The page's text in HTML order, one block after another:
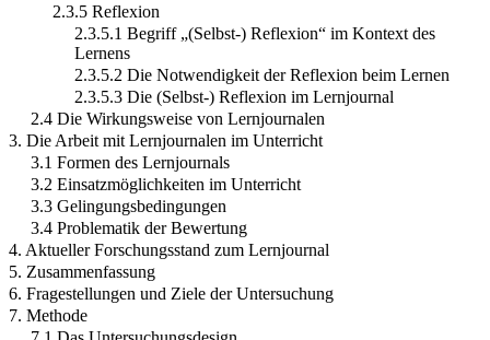
2.3.5 Reflexion
2.3.5.1 Begriff „(Selbst-) Reflexion“ im Kontext des
Lernens
2.3.5.2 Die Notwendigkeit der Reflexion beim Lernen
2.3.5.3 Die (Selbst-) Reflexion im Lernjournal
2.4 Die Wirkungsweise von Lernjournalen
3. Die Arbeit mit Lernjournalen im Unterricht
3.1 Formen des Lernjournals
3.2 Einsatzmöglichkeiten im Unterricht
3.3 Gelingungsbedingungen
3.4 Problematik der Bewertung
4. Aktueller Forschungsstand zum Lernjournal
5. Zusammenfassung
6. Fragestellungen und Ziele der Untersuchung
7. Methode